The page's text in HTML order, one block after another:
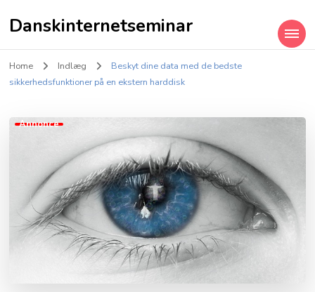
Danskinternetseminar
Home Indlæg
Beskyt dine data med de bedste
sikkerhedsfunktioner på en ekstern harddisk
Annonce